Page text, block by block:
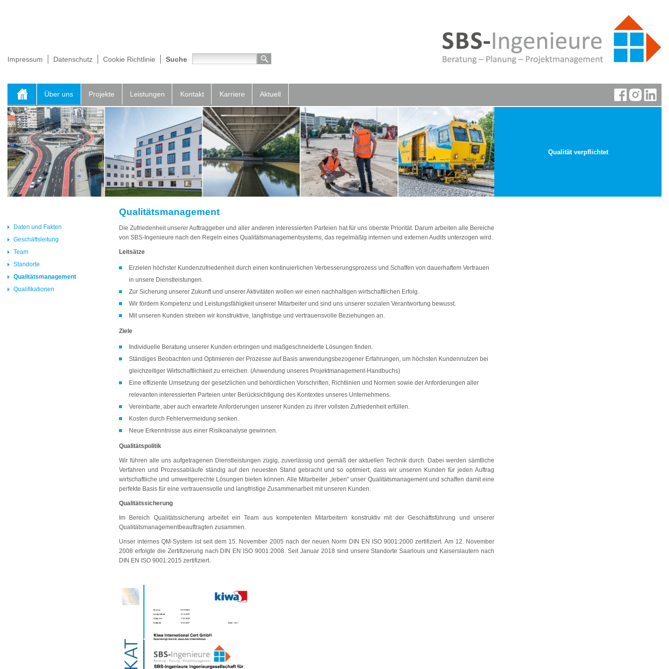
Impressum Datenschutz Cookie Richtlinie Suche
Über uns Projekte Leistungen Kontakt Karriere Aktuell
Qualität verpflichtet
Daten und Fakten
Geschäftsleitung
Team
Standorte
Qualitätsmanagement
Qualifikationen
Qualitätsmanagement
Die Zufriedenheit unserer Auftraggeber und aller anderen interessierten Parteien hat für uns oberste Priorität. Darum arbeiten alle Bereiche
von SBS-Ingenieure nach den Regeln eines Qualitätsmanagementsystems, das regelmäßig internen und externen Audits unterzogen wird.
Leitsätze
Erzielen höchster Kundenzufriedenheit durch einen kontinuierlichen Verbesserungsprozess und Schaffen von dauerhaftem Vertrauen
in unsere Dienstleistungen.
Zur Sicherung unserer Zukunft und unserer Aktivitäten wollen wir einen nachhaltigen wirtschaftlichen Erfolg.
Wir fördern Kompetenz und Leistungsfähigkeit unserer Mitarbeiter und sind uns unserer sozialen Verantwortung bewusst.
Mit unseren Kunden streben wir konstruktive, langfristige und vertrauensvolle Beziehungen an.
Ziele
Individuelle Beratung unserer Kunden erbringen und maßgeschneiderte Lösungen finden.
Ständiges Beobachten und Optimieren der Prozesse auf Basis anwendungsbezogener Erfahrungen, um höchsten Kundennutzen bei
gleichzeitiger Wirtschaftlichkeit zu erreichen. (Anwendung unseres Projektmanagement-Handbuchs)
Eine effiziente Umsetzung der gesetzlichen und behördlichen Vorschriften, Richtlinien und Normen sowie der Anforderungen aller
relevanten interessierten Parteien unter Berücksichtigung des Kontextes unseres Unternehmens.
Vereinbarte, aber auch erwartete Anforderungen unserer Kunden zu ihrer vollsten Zufriedenheit erfüllen.
Kosten durch Fehlervermeidung senken.
Neue Erkenntnisse aus einer Risikoanalyse gewinnen.
Qualitätspolitik
Wir führen alle uns aufgetragenen Dienstleistungen zügig, zuverlässig und gemäß der aktuellen Technik durch. Dabei werden sämtliche
Verfahren und Prozessabläufe ständig auf den neuesten Stand gebracht und so optimiert, dass wir unseren Kunden für jeden Auftrag
wirtschaftliche und umweltgerechte Lösungen bieten können. Alle Mitarbeiter „leben“ unser Qualitätsmanagement und schaffen damit eine
perfekte Basis für eine vertrauensvolle und langfristige Zusammenarbeit mit unseren Kunden.
Qualitätssicherung
Im Bereich Qualitätssicherung arbeitet ein Team aus kompetenten Mitarbeitern konstruktiv mit der Geschäftsführung und unserer
Qualitätsmanagementbeauftragten zusammen.
Unser internes QM-System ist seit dem 15. November 2005 nach der neuen Norm DIN EN ISO 9001:2000 zertifiziert. Am 12. November
2008 erfolgte die Zertifizierung nach DIN EN ISO 9001:2008. Seit Januar 2018 sind unsere Standorte Saarlouis und Kaiserslautern nach
DIN EN ISO 9001:2015 zertifiziert.